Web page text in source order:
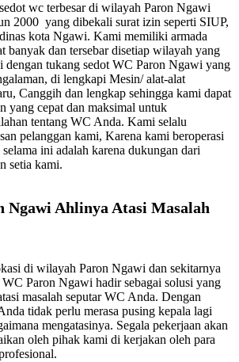
wc terbesar di wilayah Paron Ngawi
2000 yang dibekali surat izin seperti SIUP,
kota Ngawi. Kami memiliki armada
banyak dan tersebar disetiap wilayah yang
dengan tukang sedot WC Paron Ngawi yang
di lengkapi Mesin/ alat-alat
Canggih dan lengkap sehingga kami dapat
yang cepat dan maksimal untuk
tentang WC Anda. Kami selalu
pelanggan kami, Karena kami beroperasi
ini adalah karena dukungan dari
setia kami.
Ngawi Ahlinya Atasi Masalah
di wilayah Paron Ngawi dan sekitarnya
Paron Ngawi hadir sebagai solusi yang
masalah seputar WC Anda. Dengan
tidak perlu merasa pusing kepala lagi
mengatasinya. Segala pekerjaan akan
oleh pihak kami di kerjakan oleh para